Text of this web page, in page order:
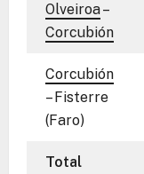
Olveiroa–
Corcubión
Corcubión
– Fisterre
(Faro)
Total